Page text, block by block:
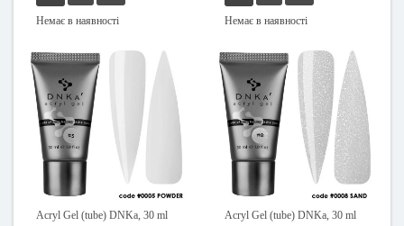
Немає в наявності Немає в наявності
Acryl Gel (tube) DNKa, 30 ml
Acryl Gel (tube) DNKa, 30 ml